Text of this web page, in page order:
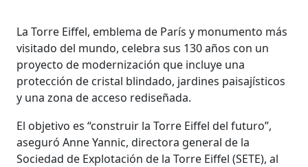
La Torre Eiffel, emblema de París y monumento más
visitado del mundo, celebra sus 130 años con un
proyecto de modernización que incluye una
protección de cristal blindado, jardines paisajísticos
y una zona de acceso rediseñada.
El objetivo es “construir la Torre Eiffel del futuro”,
aseguró Anne Yannic, directora general de la
Sociedad de Explotación de la Torre Eiffel (SETE), al